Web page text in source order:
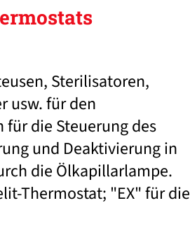
Sterilisatoren,
usw. für den
die Steuerung des
und Deaktivierung in
die Ölkapillarlampe.
Thermostat; "EX" für die